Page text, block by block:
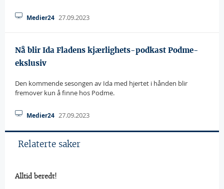
Medier24 27.09.2023
Nå blir Ida Fladens kjærlighets-podkast Podme-
ekslusiv
Den kommende sesongen av Ida med hjertet i hånden blir
fremover kun å finne hos Podme.
Medier24 27.09.2023
Relaterte saker
Alltid beredt!